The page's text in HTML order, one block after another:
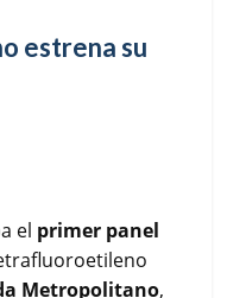
estrena su
el primer panel
Metropolitano,